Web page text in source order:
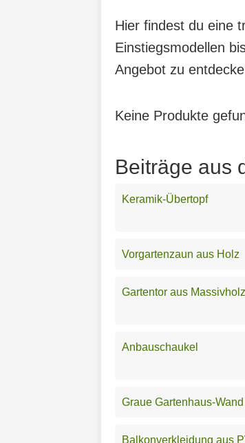
Hier findest du eine
Einstiegsmodellen
Angebot zu
Keine Produkte
Beiträge aus
Keramik-Übertopf
Vorgartenzaun aus Holz
Gartentor aus Massivholz
Anbauschaukel
Graue Gartenhaus-Wand
Balkonverkleidung aus